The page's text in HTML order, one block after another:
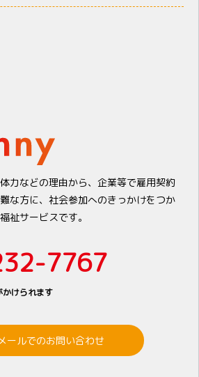
力などの理由から、企業等で雇用契約
な方に、社会参加へのきっかけをつか
祉サービスです。
7767
けられます
ールでのお問い合わせ